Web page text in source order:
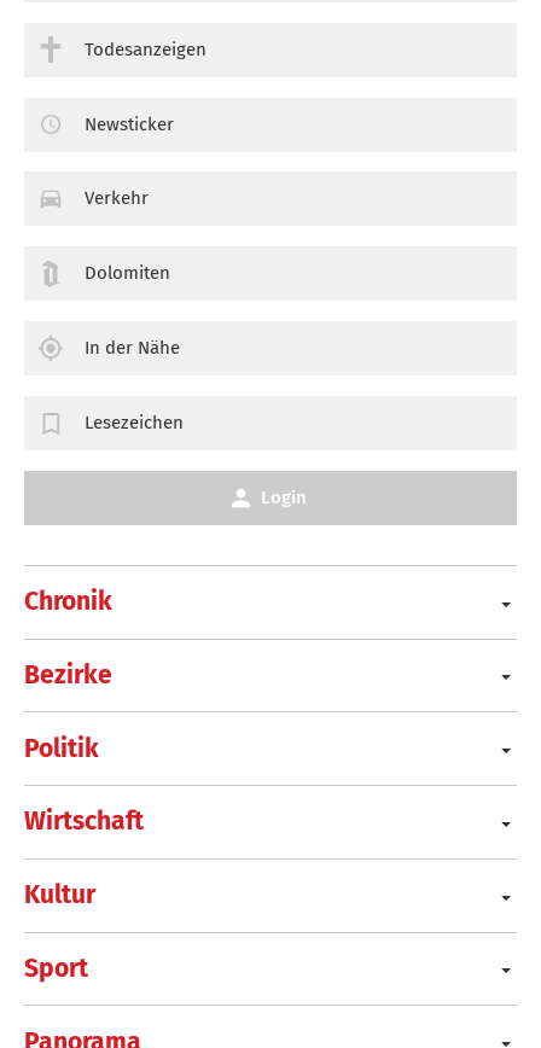
Chronik
Bezirke
Politik
Wirtschaft
Kultur
Sport
Panorama
Todesanzeigen
Newsticker
Verkehr
Dolomiten
In der Nähe
Lesezeichen
Login